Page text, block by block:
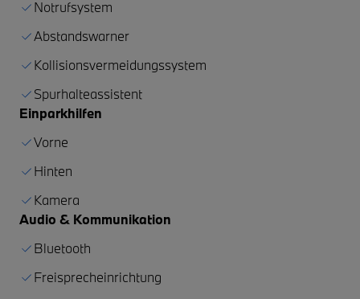
Notrufsystem
Abstandswarner
Kollisionsvermeidungssystem
Spurhalteassistent
Einparkhilfen
Vorne
Hinten
Kamera
Audio & Kommunikation
Bluetooth
Freisprecheinrichtung